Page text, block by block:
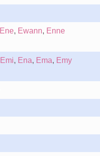
Ene, Ewann, Enne
Emi, Ena, Ema, Emy